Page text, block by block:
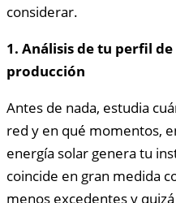
considerar.
1. Análisis de tu perfil
producción
Antes de nada, estudia
red y en qué momentos,
energía solar genera tu
coincide en gran medida
menos excedentes y